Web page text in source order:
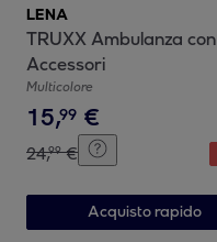
LENA
TRUXX Ambulanza con
Accessori
Multicolore
15,99 €
24,99 €
Acquisto rapido